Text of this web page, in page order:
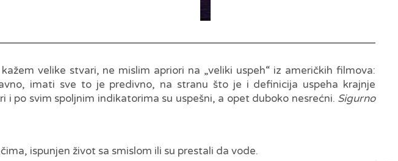
velike stvari, ne mislim apriori na „veliki uspeh“ iz američkih filmova:
imati sve to je predivno, na stranu što je i definicija uspeha krajnje
po svim spoljnim indikatorima su uspešni, a opet duboko nesrećni. Sigurno
ispunjen život sa smislom ili su prestali da vode.